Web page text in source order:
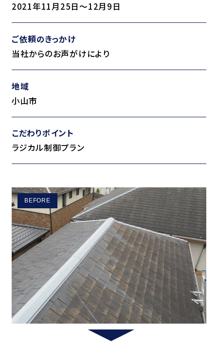
2021年11月25日～12月9日
ご依頼のきっかけ
当社からのお声がけにより
地域
小山市
こだわりポイント
ラジカル制御プラン
BEFORE